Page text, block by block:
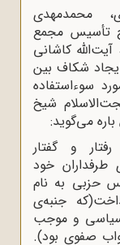
محمدمهدی
تأسیس مجمع
کاشانی
شکاف بین
سوءاستفاده
شیخ
می‌گوید:
و گفتار
طرفداران خود
حزبی به نام
جنبه‌ی
و موجب
صفوی بود).